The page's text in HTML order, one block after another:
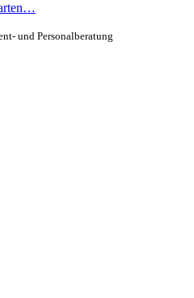
und Personalberatung